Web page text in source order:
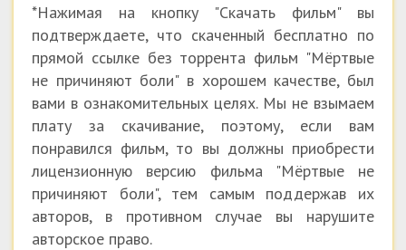
*Нажимая на кнопку "Скачать фильм" вы
подтверждаете, что скаченный бесплатно по
прямой ссылке без торрента фильм "Мёртвые
не причиняют боли" в хорошем качестве, был
вами в ознакомительных целях. Мы не взымаем
плату за скачивание, поэтому, если вам
понравился фильм, то вы должны приобрести
лицензионную версию фильма "Мёртвые не
причиняют боли", тем самым поддержав их
авторов, в противном случае вы нарушите
авторское право.